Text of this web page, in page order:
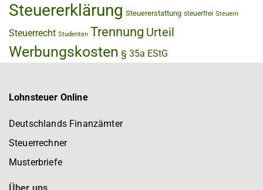
Steuererklärung Steuererstattung steuerfrei Steuern
Steuerrecht Studenten Trennung Urteil
Werbungskosten § 35a EStG
Lohnsteuer Online
Deutschlands Finanzämter
Steuerrechner
Musterbriefe